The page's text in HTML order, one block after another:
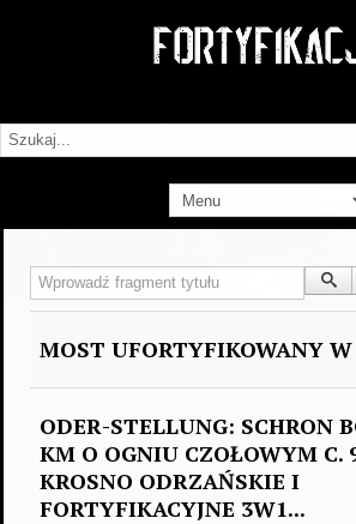
Wprowadź fragment tytułu
MOST UFORTYFIKOWANY
ODER-STELLUNG: SCHRON
KM O OGNIU CZOŁOWYM C.
KROSNO ODRZAŃSKIE I
FORTYFIKACYJNE 3W1...